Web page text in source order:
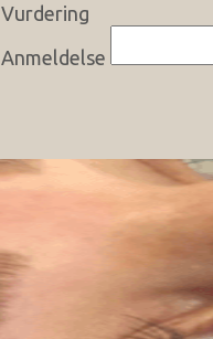
Vurdering
Anmeldelse